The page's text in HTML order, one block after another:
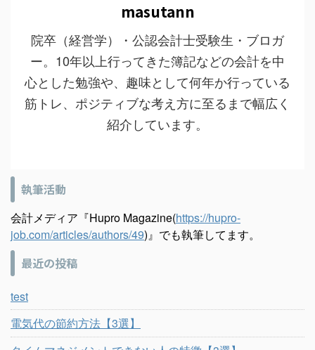
masutann
院卒（経営学）・公認会計士受験生・ブロガ
ー。10年以上行ってきた簿記などの会計を中
心とした勉強や、趣味として何年か行っている
筋トレ、ポジティブな考え方に至るまで幅広く
紹介しています。
執筆活動
会計メディア『Hupro Magazine(https://hupro-
job.com/articles/authors/49)』でも執筆してます。
最近の投稿
test
電気代の節約方法【3選】